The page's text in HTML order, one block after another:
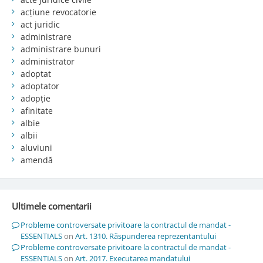
acțiune revocatorie
act juridic
administrare
administrare bunuri
administrator
adoptat
adoptator
adopție
afinitate
albie
albii
aluviuni
amendă
Ultimele comentarii
Probleme controversate privitoare la contractul de mandat -
ESSENTIALSon Art. 1310. Răspunderea reprezentantului
Probleme controversate privitoare la contractul de mandat -
ESSENTIALSon Art. 2017. Executarea mandatului